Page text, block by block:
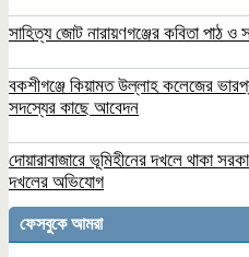
সাহিত্য জোট নারায়ণগঞ্জের কবিতা পাঠ
বকশীগঞ্জে কিয়ামত উল্লাহ কলেজের
সদস্যের কাছে আবেদন
দোয়ারাবাজারে ভূমিহীনের দখলে থাকা
দখলের অভিযোগ
ফেসবুকে আমরা